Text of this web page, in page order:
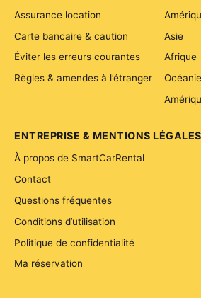
Asie
Afrique
Océanie
Assurance location
Carte bancaire & caution
Éviter les erreurs courantes
Règles & amendes à l’étranger
ENTREPRISE & MENTIONS LÉGALES
À propos de SmartCarRental
Contact
Questions fréquentes
Conditions d’utilisation
Politique de confidentialité
Ma réservation